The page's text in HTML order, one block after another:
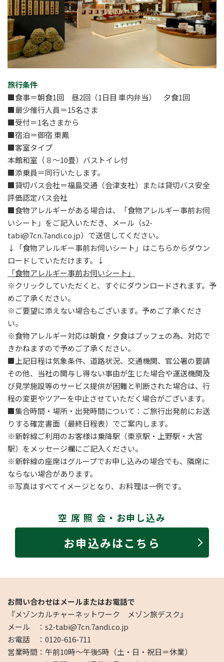
旅行条件
■食事＝朝食1回 昼2回（1日目 車内弁当） 夕食1回
■最少催行人員＝15名さま
■受付＝1名さまから
■宿泊＝御宿 東鳳
■客室タイプ
本館和室（８～10畳）バストイレ付
■添乗員＝同行いたします。
■貸切バス会社＝福島交通（会津支社）または貸切バス安全
評価認定バス会社
■食物アレルギーがある場合は、「食物アレルギー事前お伺
いシート」をご記入いただき、メール（s2-
tabi@7cn.7andi.co.jp）で送信してください。
↓「食物アレルギー事前お伺いシート」はこちらからダウン
ロードしていただけます。↓
「食物アレルギー事前お伺いシート」
※クリックしていただくと、すぐにダウンロードされます。予
めご了承ください。
※ご要望に添えない場合もございます。予めご了承くださ
い。
※食物アレルギー対応は朝食・夕食はブッフェの為、対応で
きかねますので予めご了承ください。
■上記日程は気象条件、道路状況、交通機関、官公署の要請
その他、当社の関与し得ない事由が生じた場合や運送機関及
び見学施設等のサービス提供が困難と判断された場合は、行
程の変更やツアーを中止させていただく場合がございます。
■集合時間・場所・出発時間について：ご旅行出発前にお送
りする確定書面（最終日程表）でご案内します。
※新幹線ご利用のお客様は乗降駅（東京駅・上野駅・大宮
駅）をメッセージ欄にご記入ください。
※新幹線の座席はグループでお申し込みの場合でも、隣席に
ならない場合があります。
※写真はすべてイメージとなり、お料理は一例です。
空 席 照 会・お申し込み
お申込みはこちら
お問い合わせはメールまたはお電話で
『メゾンカルチャーネットワーク メゾン旅デスク』
メール ：s2-tabi@7cn.7andi.co.jp
お電話 ：0120-616-711
営業時間：午前10時～午後5時（土・日・祝日＝休業）